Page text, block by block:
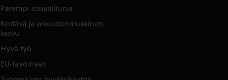
Parempi sosiaaliturva
Kestävä ja oikeudenmukainen
kasvu
Hyvä työ
EU-tavoitteet